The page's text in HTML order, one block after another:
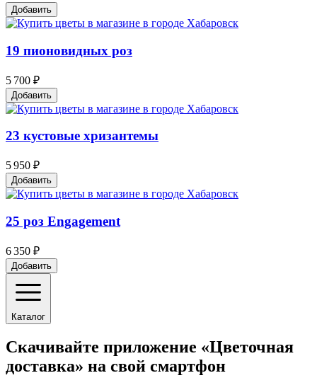
Добавить
19 пионовидных роз
5 700 ₽
Добавить
23 кустовые хризантемы
5 950 ₽
Добавить
25 роз Engagement
6 350 ₽
Добавить
Каталог
Скачивайте приложение «Цветочная
доставка» на свой смартфон